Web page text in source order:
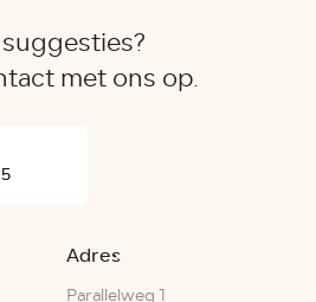
met ons op.
Adres
Parallelweg 1